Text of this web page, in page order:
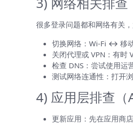
很多登录问题都和网络有关
切换网络：Wi‑Fi ↔ 移动
关闭代理或 VPN：有时
检查 DNS：尝试使用运
测试网络连通性：打开
4) 应用层排查（
更新应用：先在应用商